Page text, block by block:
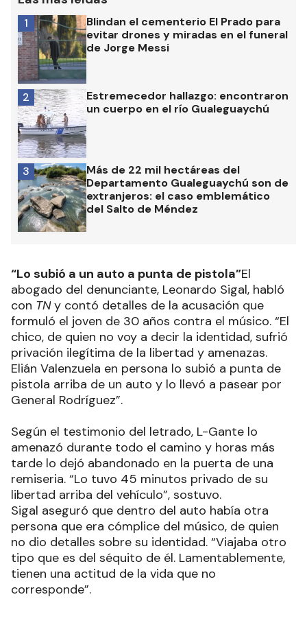
Blindan el cementerio El Prado para
evitar drones y miradas en el funeral
de Jorge Messi
1
Estremecedor hallazgo: encontraron
un cuerpo en el río Gualeguaychú
2
Más de 22 mil hectáreas del
Departamento Gualeguaychú son de
extranjeros: el caso emblemático
del Salto de Méndez
3
“Lo subió a un auto a punta de pistola”El
abogado del denunciante, Leonardo Sigal, habló
con TN y contó detalles de la acusación que
formuló el joven de 30 años contra el músico. “El
chico, de quien no voy a decir la identidad, sufrió
privación ilegítima de la libertad y amenazas.
Elián Valenzuela en persona lo subió a punta de
pistola arriba de un auto y lo llevó a pasear por
General Rodríguez”.
Según el testimonio del letrado, L-Gante lo
amenazó durante todo el camino y horas más
tarde lo dejó abandonado en la puerta de una
remiseria. “Lo tuvo 45 minutos privado de su
libertad arriba del vehículo”, sostuvo.
Sigal aseguró que dentro del auto había otra
persona que era cómplice del músico, de quien
no dio detalles sobre su identidad. “Viajaba otro
tipo que es del séquito de él. Lamentablemente,
tienen una actitud de la vida que no
corresponde”.